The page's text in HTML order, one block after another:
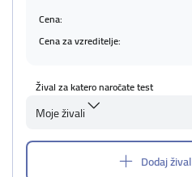
Cena:
Cena za vzreditelje:
Žival za katero naročate test
Moje živali
Dodaj žival